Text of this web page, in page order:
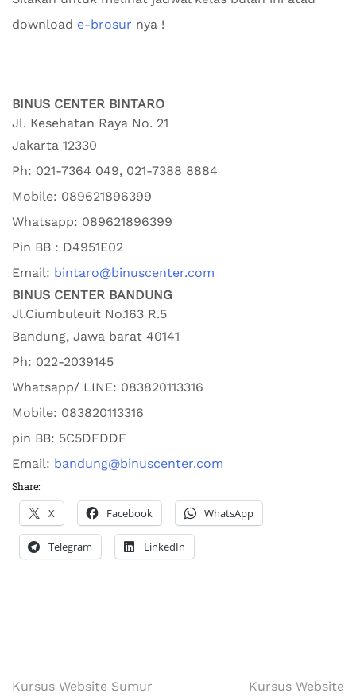
download e-brosur nya !
BINUS CENTER BINTARO
Jl. Kesehatan Raya No. 21
Jakarta 12330
Ph: 021-7364 049, 021-7388 8884
Mobile: 089621896399
Whatsapp: 089621896399
Pin BB : D4951E02
Email: bintaro@binuscenter.com
BINUS CENTER BANDUNG
Jl.Ciumbuleuit No.163 R.5
Bandung, Jawa barat 40141
Ph: 022-2039145
Whatsapp/ LINE: 083820113316
Mobile: 083820113316
pin BB: 5C5DFDDF
Email: bandung@binuscenter.com
Share:
X Facebook WhatsApp
Telegram LinkedIn
Kursus Website Sumur
Kursus Website